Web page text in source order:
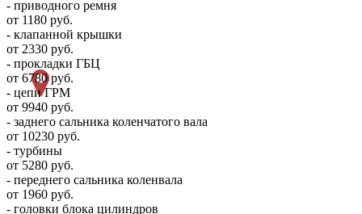
- приводного ремня
от 1180 руб.
- клапанной крышки
от 2330 руб.
- прокладки ГБЦ
от 6780 руб.
- цепи ГРМ
от 9940 руб.
- заднего сальника коленчатого вала
от 10230 руб.
- турбины
от 5280 руб.
- переднего сальника коленвала
от 1960 руб.
- головки блока цилиндров